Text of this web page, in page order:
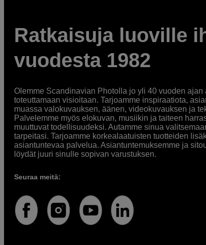
Ratkaisuja luoville
vuodesta 1982
Olemme Scandinavian Photolla jo yli 40 vuoden ajan
toteuttamaan visioitaan. Tarjoamme inspiraatiota,
muassa valokuvauksen, äänen, videokuvauksen ja
Palvelemme myös elokuvan, musiikin ja taiteen
muuttuvat todellisuudeksi. Autamme sinua
tarpeitasi. Tarjoamme korkealaatuisten tuotteiden
asiantuntevaa palvelua. Asiantuntemuksemme ja
löydät juuri sinulle sopivan varustuksen.
Seuraa meitä: